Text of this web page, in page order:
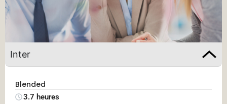
Inter
Blended
3.7 heures